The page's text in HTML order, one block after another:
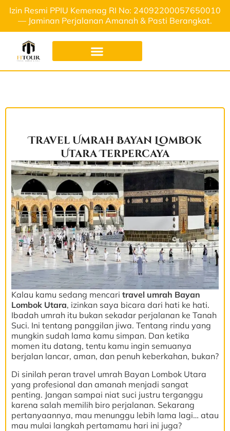
Izin Resmi PPIU Kemenag RI No: 24092200057650010
— Jaminan Perjalanan Amanah & Pasti Berangkat.
Travel Umrah Bayan Lombok
Utara Terpercaya
Kalau kamu sedang mencari travel umrah Bayan
Lombok Utara, izinkan saya bicara dari hati ke hati.
Ibadah umrah itu bukan sekadar perjalanan ke Tanah
Suci. Ini tentang panggilan jiwa. Tentang rindu yang
mungkin sudah lama kamu simpan. Dan ketika
momen itu datang, tentu kamu ingin semuanya
berjalan lancar, aman, dan penuh keberkahan, bukan?
Di sinilah peran travel umrah Bayan Lombok Utara
yang profesional dan amanah menjadi sangat
penting. Jangan sampai niat suci justru terganggu
karena salah memilih biro perjalanan. Sekarang
pertanyaannya, mau menunggu lebih lama lagi… atau
mau mulai langkah pertamamu hari ini juga?